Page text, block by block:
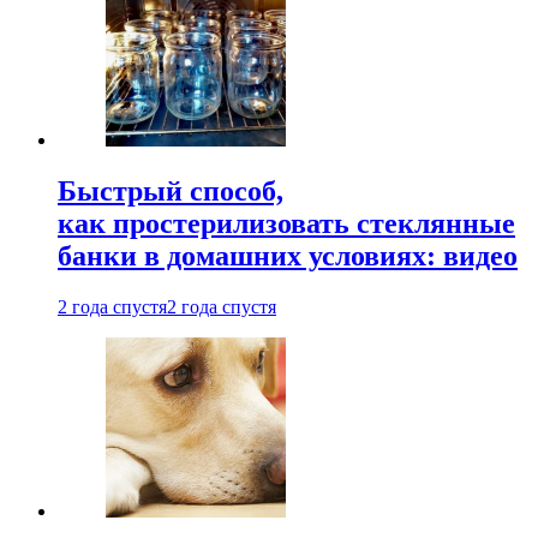
Быстрый способ,
как простерилизовать стеклянные
банки в домашних условиях: видео
2 года спустя2 года спустя